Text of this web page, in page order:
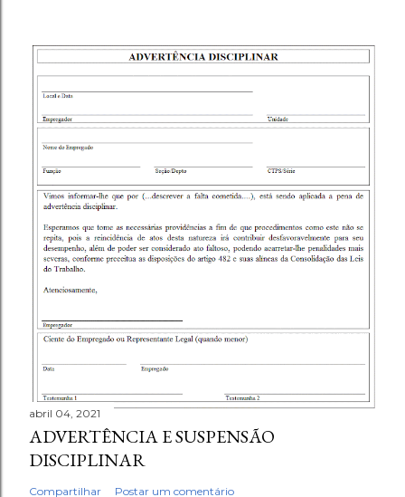
abril 04, 2021
ADVERTÊNCIA E SUSPENSÃO
DISCIPLINAR
Compartilhar Postar um comentário